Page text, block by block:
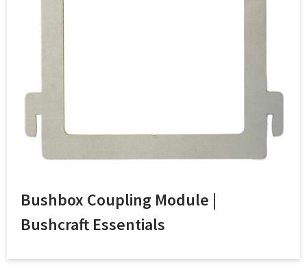
Bushbox Coupling Module |
Bushcraft Essentials